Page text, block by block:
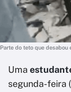
Parte do teto que desabou
Uma
segunda-feira